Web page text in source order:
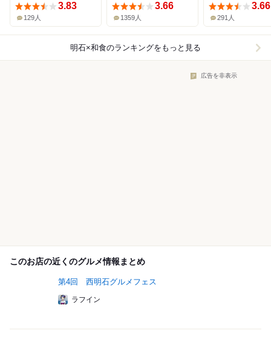
3.83
129人
3.66
1359人
3.66
291人
明石×和食のランキングをもっと見る
広告を非表示
このお店の近くのグルメ情報まとめ
第4回 西明石グルメフェス
ラフイン